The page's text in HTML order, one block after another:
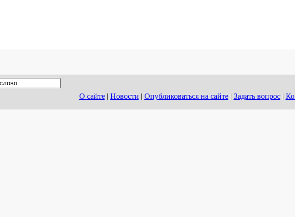
О сайте| Новости | Опубликоваться на сайте| Задать вопрос|